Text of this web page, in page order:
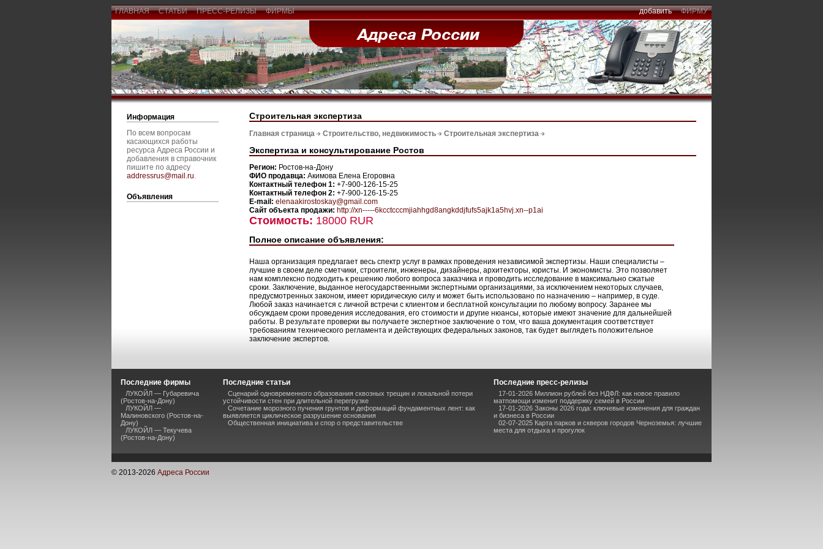
ГЛАВНАЯ СТАТЬИ ПРЕСС-РЕЛИЗЫ ФИРМЫ добавить ФИРМУ
Информация
По всем вопросам
касающихся работы
ресурса Адреса России и
добавления в справочник
пишите по адресу
addressrus@mail.ru.
Объявления
Строительная экспертиза
Главная страница Строительство, недвижимость Строительная экспертиза
Экспертиза и консультирование Ростов
Регион: Ростов-на-Дону
ФИО продавца: Акимова Елена Егоровна
Контактный телефон 1: +7-900-126-15-25
Контактный телефон 2: +7-900-126-15-25
E-mail: elenaakirostoskay@gmail.com
Сайт объекта продажи: http://xn-----6kcctcccmjiahhgd8angkddjfufs5ajk1a5hvj.xn--p1ai
Стоимость: 18000 RUR
Полное описание объявления:
Наша организация предлагает весь спектр услуг в рамках проведения независимой экспертизы. Наши специалисты –
лучшие в своем деле сметчики, строители, инженеры, дизайнеры, архитекторы, юристы. И экономисты. Это позволяет
нам комплексно подходить к решению любого вопроса заказчика и проводить исследование в максимально сжатые
сроки. Заключение, выданное негосударственными экспертными организациями, за исключением некоторых случаев,
предусмотренных законом, имеет юридическую силу и может быть использовано по назначению – например, в суде.
Любой заказ начинается с личной встречи с клиентом и бесплатной консультации по любому вопросу. Заранее мы
обсуждаем сроки проведения исследования, его стоимости и другие нюансы, которые имеют значение для дальнейшей
работы. В результате проверки вы получаете экспертное заключение о том, что ваша документация соответствует
требованиям технического регламента и действующих федеральных законов, так будет выглядеть положительное
заключение экспертов.
Последние фирмы
ЛУКОЙЛ — Губаревича
(Ростов-на-Дону)
ЛУКОЙЛ —
Малиновского (Ростов-на-
Дону)
ЛУКОЙЛ — Текучева
(Ростов-на-Дону)
Последние статьи
Сценарий одновременного образования сквозных трещин и локальной потери
устойчивости стен при длительной перегрузке
Сочетание морозного пучения грунтов и деформаций фундаментных лент: как
выявляется циклическое разрушение основания
Общественная инициатива и спор о представительстве
Последние пресс-релизы
17-01-2026 Миллион рублей без НДФЛ: как новое правило
матпомощи изменит поддержку семей в России
17-01-2026 Законы 2026 года: ключевые изменения для граждан
и бизнеса в России
02-07-2025 Карта парков и скверов городов Черноземья: лучшие
места для отдыха и прогулок
© 2013-2026 Адреса России